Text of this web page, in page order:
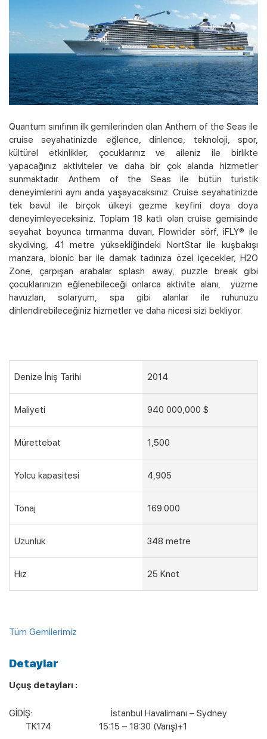
Kampanyalı Turlar
Quantum sınıfının ilk gemilerinden olan Anthem of the Seas ile
cruise seyahatinizde eğlence, dinlence, teknoloji, spor,
kültürel etkinlikler, çocuklarınız ve aileniz ile birlikte
yapacağınız aktiviteler ve daha bir çok alanda hizmetler
sunmaktadır. Anthem of the Seas ile bütün turistik
deneyimlerini aynı anda yaşayacaksınız. Cruise seyahatinizde
tek bavul ile birçok ülkeyi gezme keyfini doya doya
deneyimleyeceksiniz. Toplam 18 katlı olan cruise gemisinde
seyahat boyunca tırmanma duvarı, Flowrider sörf, iFLY® ile
skydiving, 41 metre yüksekliğindeki NortStar ile kuşbakışı
manzara, bionic bar ile damak tadınıza özel içecekler, H2O
Zone, çarpışan arabalar splash away, puzzle break gibi
çocuklarınızın eğlenebileceği onlarca aktivite alanı, yüzme
havuzları, solaryum, spa gibi alanlar ile ruhunuzu
dinlendirebileceğiniz hizmetler ve daha nicesi sizi bekliyor.
Denize İniş Tarihi 2014
Maliyeti 940 000,000 $
Mürettebat 1,500
Yolcu kapasitesi 4,905
Tonaj 169.000
Uzunluk 348 metre
Hız 25 Knot
Tüm Gemilerimiz
Detaylar
Uçuş detayları :
GİDİŞ: İstanbul Havalimanı – Sydney
TK174 15:15 – 18:30 (Varış)+1